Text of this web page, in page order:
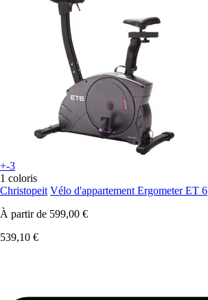
+-3
1 coloris
Christopeit Vélo d'appartement Ergometer ET 6
À partir de 599,00 €
539,10 €